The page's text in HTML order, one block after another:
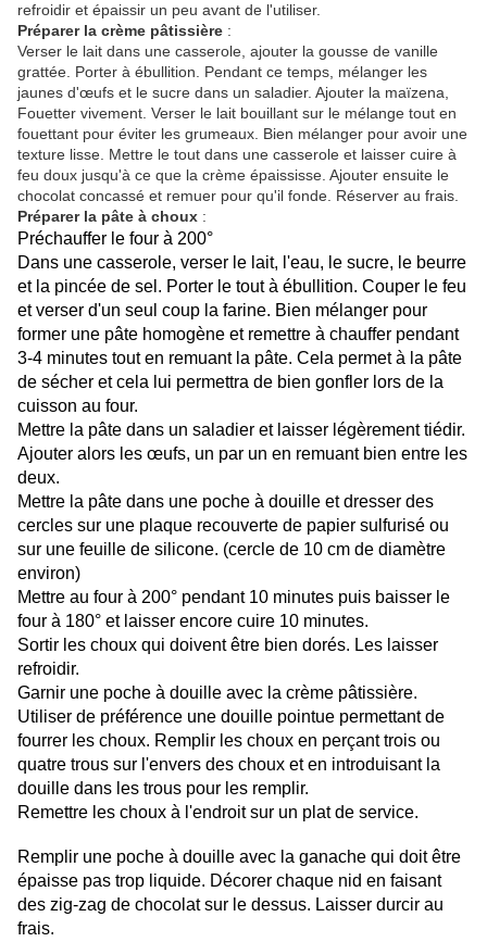
refroidir et épaissir un peu avant de l'utiliser.
Préparer la crème pâtissière :
Verser le lait dans une casserole, ajouter la gousse de vanille
grattée. Porter à ébullition. Pendant ce temps, mélanger les
jaunes d'œufs et le sucre dans un saladier. Ajouter la maïzena,
Fouetter vivement. Verser le lait bouillant sur le mélange tout en
fouettant pour éviter les grumeaux. Bien mélanger pour avoir une
texture lisse. Mettre le tout dans une casserole et laisser cuire à
feu doux jusqu'à ce que la crème épaississe. Ajouter ensuite le
chocolat concassé et remuer pour qu'il fonde. Réserver au frais.
Préparer la pâte à choux :
Préchauffer le four à 200°
Dans une casserole, verser le lait, l'eau, le sucre, le beurre
et la pincée de sel. Porter le tout à ébullition. Couper le feu
et verser d'un seul coup la farine. Bien mélanger pour
former une pâte homogène et remettre à chauffer pendant
3-4 minutes tout en remuant la pâte. Cela permet à la pâte
de sécher et cela lui permettra de bien gonfler lors de la
cuisson au four.
Mettre la pâte dans un saladier et laisser légèrement tiédir.
Ajouter alors les œufs, un par un en remuant bien entre les
deux.
Mettre la pâte dans une poche à douille et dresser des
cercles sur une plaque recouverte de papier sulfurisé ou
sur une feuille de silicone. (cercle de 10 cm de diamètre
environ)
Mettre au four à 200° pendant 10 minutes puis baisser le
four à 180° et laisser encore cuire 10 minutes.
Sortir les choux qui doivent être bien dorés. Les laisser
refroidir.
Garnir une poche à douille avec la crème pâtissière.
Utiliser de préférence une douille pointue permettant de
fourrer les choux. Remplir les choux en perçant trois ou
quatre trous sur l'envers des choux et en introduisant la
douille dans les trous pour les remplir.
Remettre les choux à l'endroit sur un plat de service.
Remplir une poche à douille avec la ganache qui doit être
épaisse pas trop liquide. Décorer chaque nid en faisant
des zig-zag de chocolat sur le dessus. Laisser durcir au
frais.